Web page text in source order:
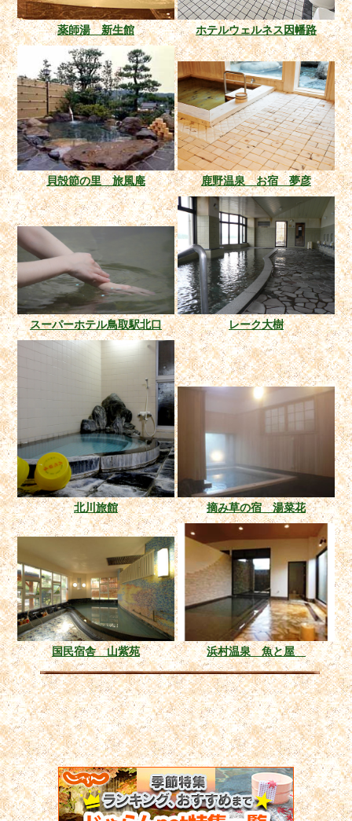
薬師湯 新生館 ホテルウェルネス因幡路
貝殻節の里 旅風庵 鹿野温泉 お宿 夢彦
スーパーホテル鳥取駅北口 レーク大樹
北川旅館 摘み草の宿 湯菜花
国民宿舎 山紫苑 浜村温泉 魚と屋